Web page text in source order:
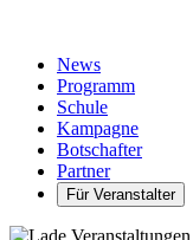
News
Programm
Schule
Kampagne
Botschafter
Partner
Für Veranstalter